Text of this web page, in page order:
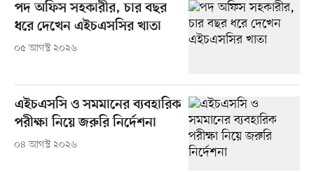
পদ অফিস সহকারীর, চার বছর
ধরে দেখেন এইচএসসির খাতা
০৫ আগস্ট ২০২৬
এইচএসসি ও সমমানের ব্যবহারিক
পরীক্ষা নিয়ে জরুরি নির্দেশনা
০৪ আগস্ট ২০২৬